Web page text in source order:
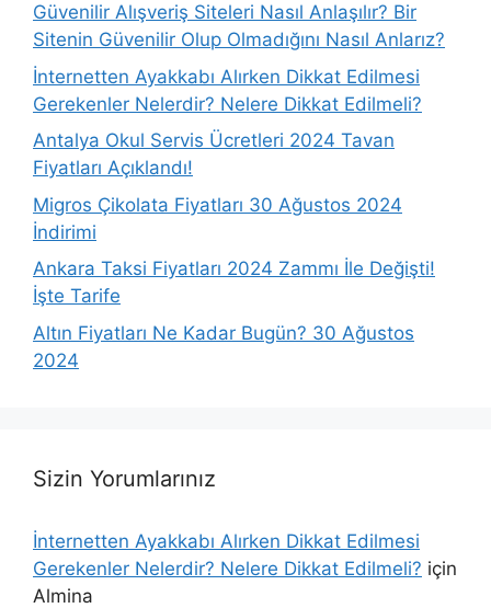
Güvenilir Alışveriş Siteleri Nasıl Anlaşılır? Bir
Sitenin Güvenilir Olup Olmadığını Nasıl Anlarız?
İnternetten Ayakkabı Alırken Dikkat Edilmesi
Gerekenler Nelerdir? Nelere Dikkat Edilmeli?
Antalya Okul Servis Ücretleri 2024 Tavan
Fiyatları Açıklandı!
Migros Çikolata Fiyatları 30 Ağustos 2024
İndirimi
Ankara Taksi Fiyatları 2024 Zammı İle Değişti!
İşte Tarife
Altın Fiyatları Ne Kadar Bugün? 30 Ağustos
2024
Sizin Yorumlarınız
İnternetten Ayakkabı Alırken Dikkat Edilmesi
Gerekenler Nelerdir? Nelere Dikkat Edilmeli? için
Almina